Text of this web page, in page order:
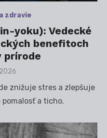
zdravie
yoku): Vedecké
benefitoch
prírode
znižuje stres a zlepšuje
a ticho.